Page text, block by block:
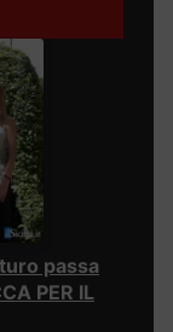
passa
PER IL